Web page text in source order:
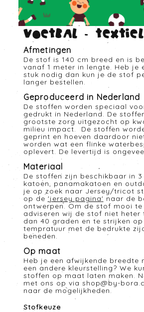
Voetbal - Textiel
Afmetingen
De stof is 140 cm breed en is
vanaf 1 meter in lengte. Heb je
stuk nodig dan kun je de stof
langer bestellen.
Geproduceerd in Nederland
De stoffen worden speciaal
gedrukt in Nederland. De
grootste zorg uitgezocht op
milieu impact. De stoffen
geprint en hoeven daardoor
worden wat een flinke
oplevert. De levertijd is
Materiaal
De stoffen zijn beschikbaar in
katoen, panamakatoen en
je op zoek naar Jersey/tricot
op de 'jersey pagina' naar de
ontwerpen. Om de stof mooi te
adviseren wij de stof niet heter
dan 40 graden en te strijken
tempratuur met de bedrukte
beneden.
Op maat
Heb je een afwijkende breedte
een andere kleurstelling? We
stoffen op maat laten maken.
met ons op via shop@by-
naar de mogelijkheden.
Stofkeuze